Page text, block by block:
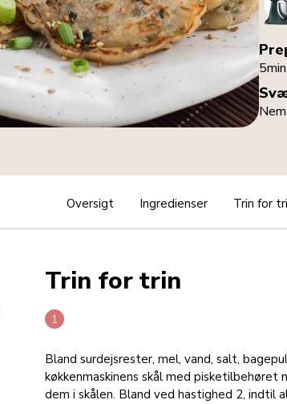
5min
Oversigt Ingredienser Trin for
Trin for trin
Bland surdejsrester, mel, vand, salt,
køkkenmaskinens skål med
dem i skålen. Bland ved hastighed 2, indtil